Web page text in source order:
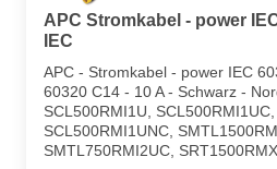
APC Stromkabel - power
IEC
APC - Stromkabel - power IEC
60320 C14 - 10 A - Schwarz -
SCL500RMI1U, SCL500RMI1UC,
SCL500RMI1UNC,
SMTL750RMI2UC,